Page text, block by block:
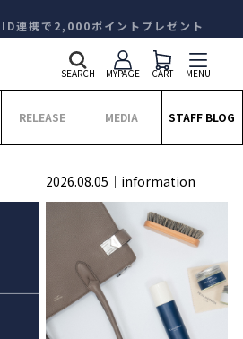
連携で2,000ポイントプレゼント
SEARCH MYPAGE CART MENU
RELEASE MEDIA STAFF BLOG
2026.08.05 information